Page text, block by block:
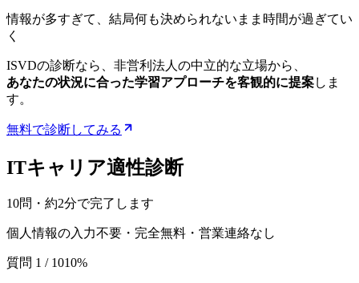
情報が多すぎて、結局何も決められないまま時間が過ぎてい
く
ISVDの診断なら、非営利法人の中立的な立場から、
あなたの状況に合った学習アプローチを客観的に提案しま
す。
無料で診断してみる
ITキャリア適性診断
10問・約2分で完了します
個人情報の入力不要・完全無料・営業連絡なし
質問 1 / 1010%